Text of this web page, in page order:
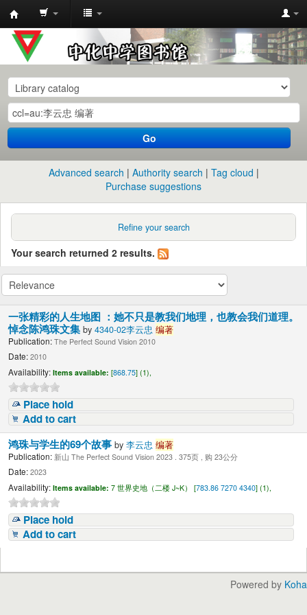
中
化
中
学
图
书
馆
目
Go
Advanced search Authority search
Tag cloud
Purchase suggestions
Refine your search
Your search returned 2 results.
一张精彩的人生地图 ：她不只是教我们地理，也教会我们道理。
悼念陈鸿珠文集by4340-02李云忠编著
Publication: The Perfect Sound Vision 2010
Date: 2010
Availability: Items available: [868.75] (1),
Place hold
Add to cart
鸿珠与学生的69个故事by李云忠编著
Publication: 新山 The Perfect Sound Vision 2023 . 375页 , 购 23公分
Date: 2023
Availability: Items available: 7 世界史地（二楼 J~K） [783.86 7270 4340] (1),
Place hold
Add to cart
Powered by Koha